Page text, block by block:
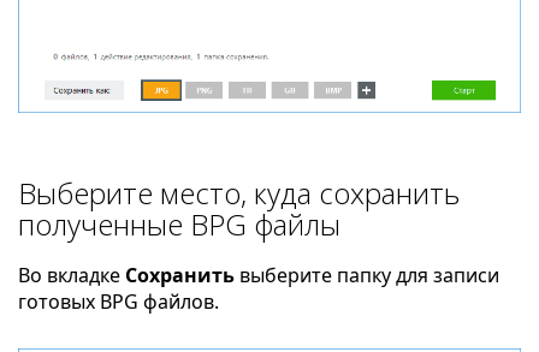
Выберите место, куда сохранить
полученные BPG файлы
Во вкладке Сохранить выберите папку для записи
готовых BPG файлов.